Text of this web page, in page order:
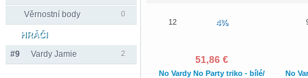
Věrnostní body 0
HRÁČI
#9
Vardy Jamie 2
12 4%
51,86 €
No Vardy No Party triko - bílé/
No